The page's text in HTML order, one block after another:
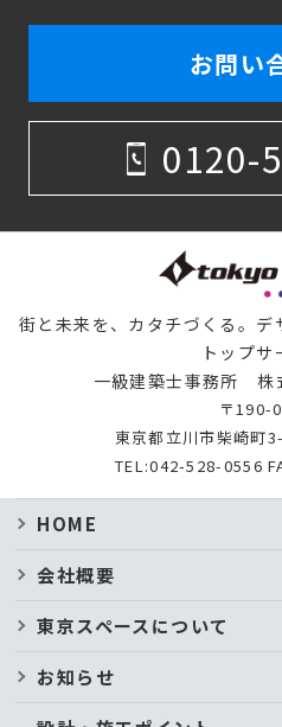
お問い
0120-
街と未来を、カタチづくる。デ
トップサ
一級建築士事務所 株
〒190-
東京都立川市柴崎町
TEL:042-528-0556
HOME
会社概要
東京スペースについて
お知らせ